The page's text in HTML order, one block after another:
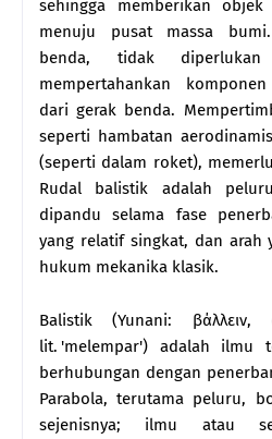
sehingga memberikan
menuju pusat massa
benda, tidak
mempertahankan
dari gerak benda.
seperti hambatan
(seperti dalam roket),
Rudal balistik adalah
dipandu selama fase
yang relatif singkat, dan arah
hukum mekanika klasik.
Balistik (Yunani: βάλλειν,
lit. 'melempar') adalah ilmu
berhubungan dengan
Parabola, terutama peluru,
sejenisnya; ilmu atau